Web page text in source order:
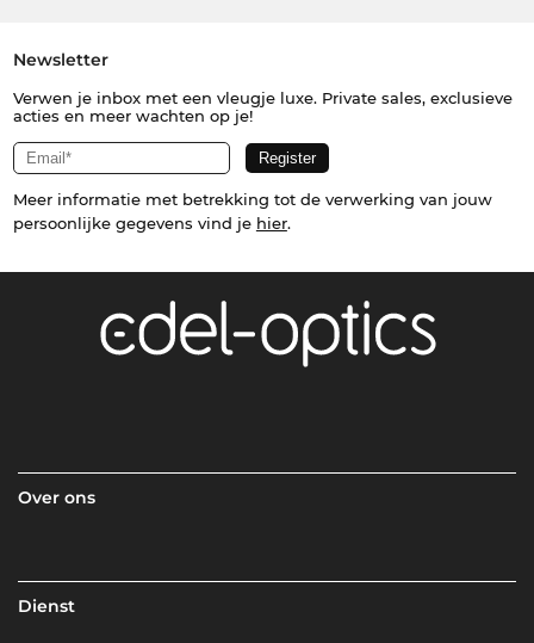
Newsletter
Verwen je inbox met een vleugje luxe. Private sales, exclusieve
acties en meer wachten op je!
Meer informatie met betrekking tot de verwerking van jouw
persoonlijke gegevens vind je hier.
Over ons
Dienst